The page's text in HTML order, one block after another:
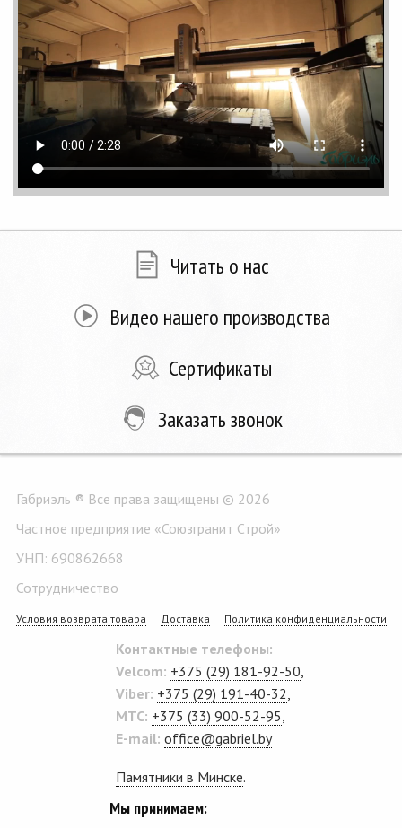
Читать о нас
Видео нашего производства
Сертификаты
Заказать звонок
Габриэль ® Все права защищены © 2026
Частное предприятие «Союзгранит Строй»
УНП: 690862668
Сотрудничество
Условия возврата товара Доставка Политика конфиденциальности
Контактные телефоны:
Velcom: +375 (29) 181-92-50
Viber: +375 (29) 191-40-32
MTC: +375 (33) 900-52-95
E-mail: office@gabriel.by
Памятники в Минске.
Мы принимаем: